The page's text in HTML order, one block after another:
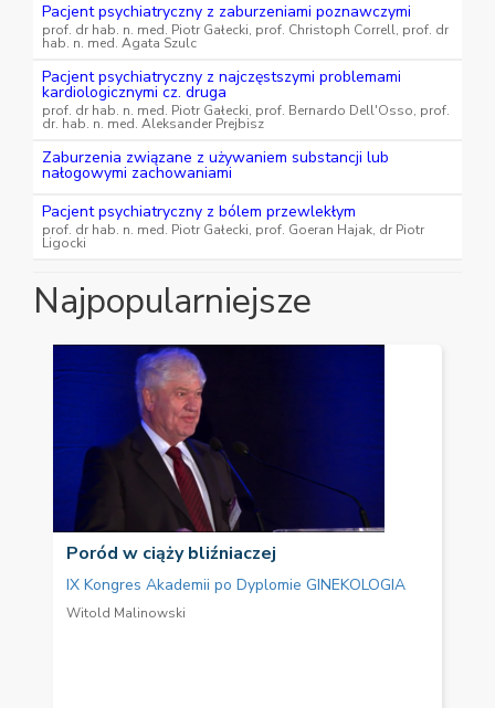
Pacjent psychiatryczny z zaburzeniami poznawczymi
prof. dr hab. n. med. Piotr Gałecki, prof. Christoph Correll, prof. dr
hab. n. med. Agata Szulc
Pacjent psychiatryczny z najczęstszymi problemami
kardiologicznymi cz. druga
prof. dr hab. n. med. Piotr Gałecki, prof. Bernardo Dell'Osso, prof.
dr. hab. n. med. Aleksander Prejbisz
Zaburzenia związane z używaniem substancji lub
nałogowymi zachowaniami
Pacjent psychiatryczny z bólem przewlekłym
prof. dr hab. n. med. Piotr Gałecki, prof. Goeran Hajak, dr Piotr
Ligocki
Najpopularniejsze
Poród w ciąży bliźniaczej
IX Kongres Akademii po Dyplomie GINEKOLOGIA
Witold Malinowski